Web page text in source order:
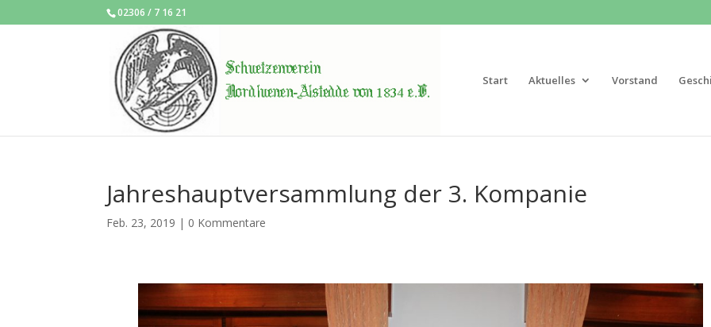
02306 / 7 16 21
Start Aktuelles Vorstand
Jahreshauptversammlung der 3. Kompanie
Feb. 23, 2019 | 0 Kommentare